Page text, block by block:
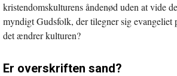
kristendomskulturens åndenød uden at vide
myndigt Gudsfolk, der tilegner sig evangeliet
det ændrer kulturen?
Er overskriften sand?